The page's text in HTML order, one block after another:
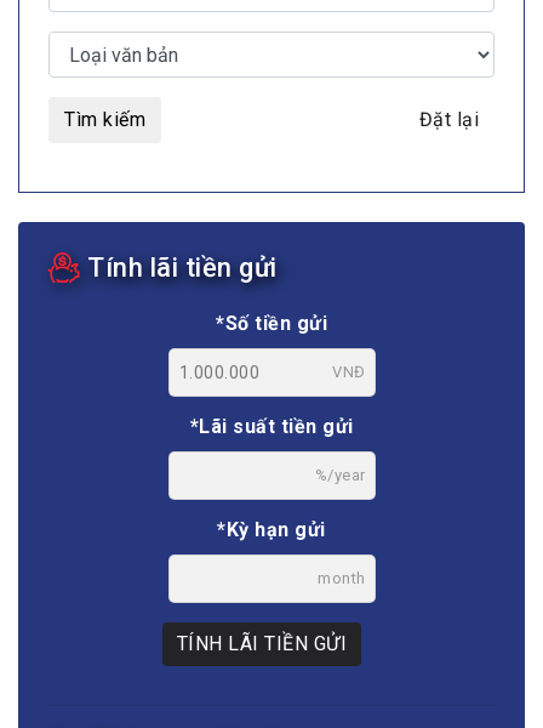
Tìm kiếm Đặt lại
Tính lãi tiền gửi
*Số tiền gửi
VNĐ
*Lãi suất tiền gửi
%/year
*Kỳ hạn gửi
month
TÍNH LÃI TIỀN GỬI